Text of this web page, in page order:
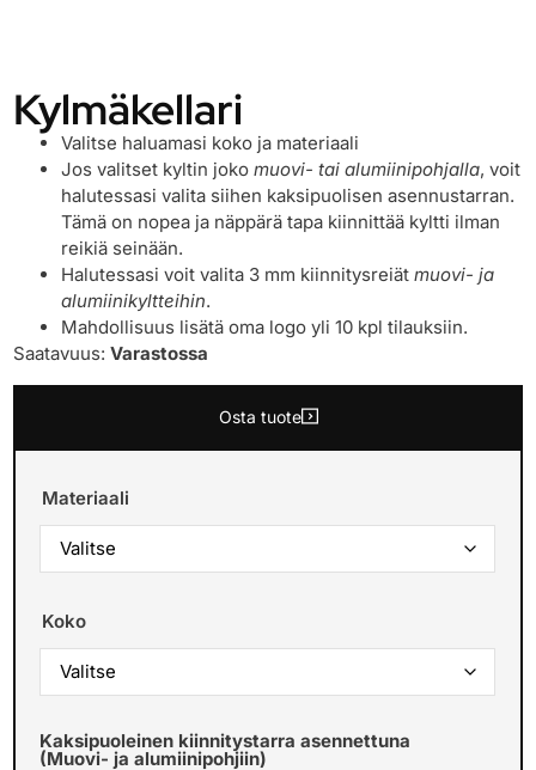
Kylmäkellari
Valitse haluamasi koko ja materiaali
Jos valitset kyltin jokomuovi- tai alumiinipohjalla, voit
halutessasi valita siihen kaksipuolisen asennustarran.
Tämä on nopea ja näppärä tapa kiinnittää kyltti ilman
reikiä seinään.
Halutessasi voit valita 3 mm kiinnitysreiätmuovi- ja
alumiinikyltteihin.
Mahdollisuus lisätä oma logo yli 10 kpl tilauksiin.
Saatavuus:Varastossa
Osta tuote
Materiaali
Koko
Kaksipuoleinen kiinnitystarra asennettuna
(Muovi- ja alumiinipohjiin)